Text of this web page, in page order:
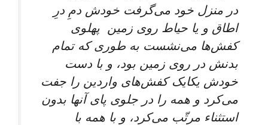
در منزل خود می‌گرفت خودش دمِ درِ
اطاق و یا حیاط روی زمین پهلوی
کفش‌ها می‌نشست به طوری که تمام
بدنش در روی زمین بود، و با دست
خودش یکایک کفش‌های واردین را جفت
می‌کرد و همه را در جلوی پای آنها بدون
استثناء مرتّب می‌کرد، و با همه با